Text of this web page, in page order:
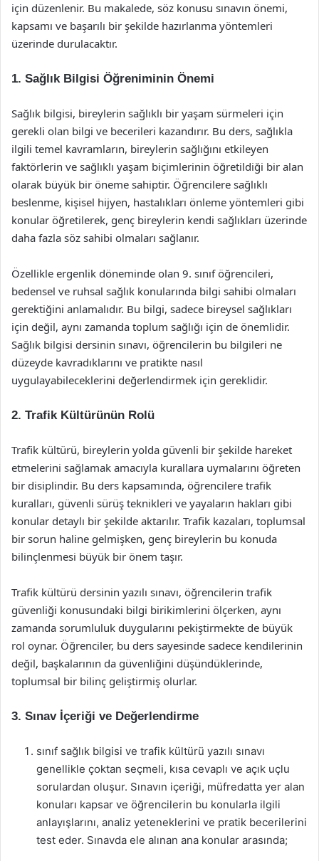
için düzenlenir. Bu makalede, söz konusu sınavın önemi,
kapsamı ve başarılı bir şekilde hazırlanma yöntemleri
üzerinde durulacaktır.
1. Sağlık Bilgisi Öğreniminin Önemi
Sağlık bilgisi, bireylerin sağlıklı bir yaşam sürmeleri için
gerekli olan bilgi ve becerileri kazandırır. Bu ders, sağlıkla
ilgili temel kavramların, bireylerin sağlığını etkileyen
faktörlerin ve sağlıklı yaşam biçimlerinin öğretildiği bir alan
olarak büyük bir öneme sahiptir. Öğrencilere sağlıklı
beslenme, kişisel hijyen, hastalıkları önleme yöntemleri gibi
konular öğretilerek, genç bireylerin kendi sağlıkları üzerinde
daha fazla söz sahibi olmaları sağlanır.
Özellikle ergenlik döneminde olan 9. sınıf öğrencileri,
bedensel ve ruhsal sağlık konularında bilgi sahibi olmaları
gerektiğini anlamalıdır. Bu bilgi, sadece bireysel sağlıkları
için değil, aynı zamanda toplum sağlığı için de önemlidir.
Sağlık bilgisi dersinin sınavı, öğrencilerin bu bilgileri ne
düzeyde kavradıklarını ve pratikte nasıl
uygulayabileceklerini değerlendirmek için gereklidir.
2. Trafik Kültürünün Rolü
Trafik kültürü, bireylerin yolda güvenli bir şekilde hareket
etmelerini sağlamak amacıyla kurallara uymalarını öğreten
bir disiplindir. Bu ders kapsamında, öğrencilere trafik
kuralları, güvenli sürüş teknikleri ve yayaların hakları gibi
konular detaylı bir şekilde aktarılır. Trafik kazaları, toplumsal
bir sorun haline gelmişken, genç bireylerin bu konuda
bilinçlenmesi büyük bir önem taşır.
Trafik kültürü dersinin yazılı sınavı, öğrencilerin trafik
güvenliği konusundaki bilgi birikimlerini ölçerken, aynı
zamanda sorumluluk duygularını pekiştirmekte de büyük
rol oynar. Öğrenciler, bu ders sayesinde sadece kendilerinin
değil, başkalarının da güvenliğini düşündüklerinde,
toplumsal bir bilinç geliştirmiş olurlar.
3. Sınav İçeriği ve Değerlendirme
sınıf sağlık bilgisi ve trafik kültürü yazılı sınavı
genellikle çoktan seçmeli, kısa cevaplı ve açık uçlu
sorulardan oluşur. Sınavın içeriği, müfredatta yer alan
konuları kapsar ve öğrencilerin bu konularla ilgili
anlayışlarını, analiz yeteneklerini ve pratik becerilerini
test eder. Sınavda ele alınan ana konular arasında;